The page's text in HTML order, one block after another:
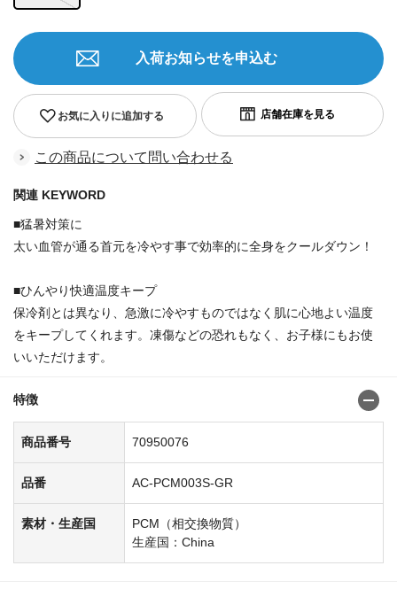
お気に入りに追加する
入荷お知らせを申込む
この商品について問い合わせる
関連 KEYWORD
■猛暑対策に
太い血管が通る首元を冷やす事で効率的に全身をクールダウン！
■ひんやり快適温度キープ
保冷剤とは異なり、急激に冷やすものではなく肌に心地よい温度
をキープしてくれます。凍傷などの恐れもなく、お子様にもお使
いいただけます。
特徴
商品番号 70950076
品番 AC-PCM003S-GR
素材・生産国
PCM（相交換物質）
生産国：China